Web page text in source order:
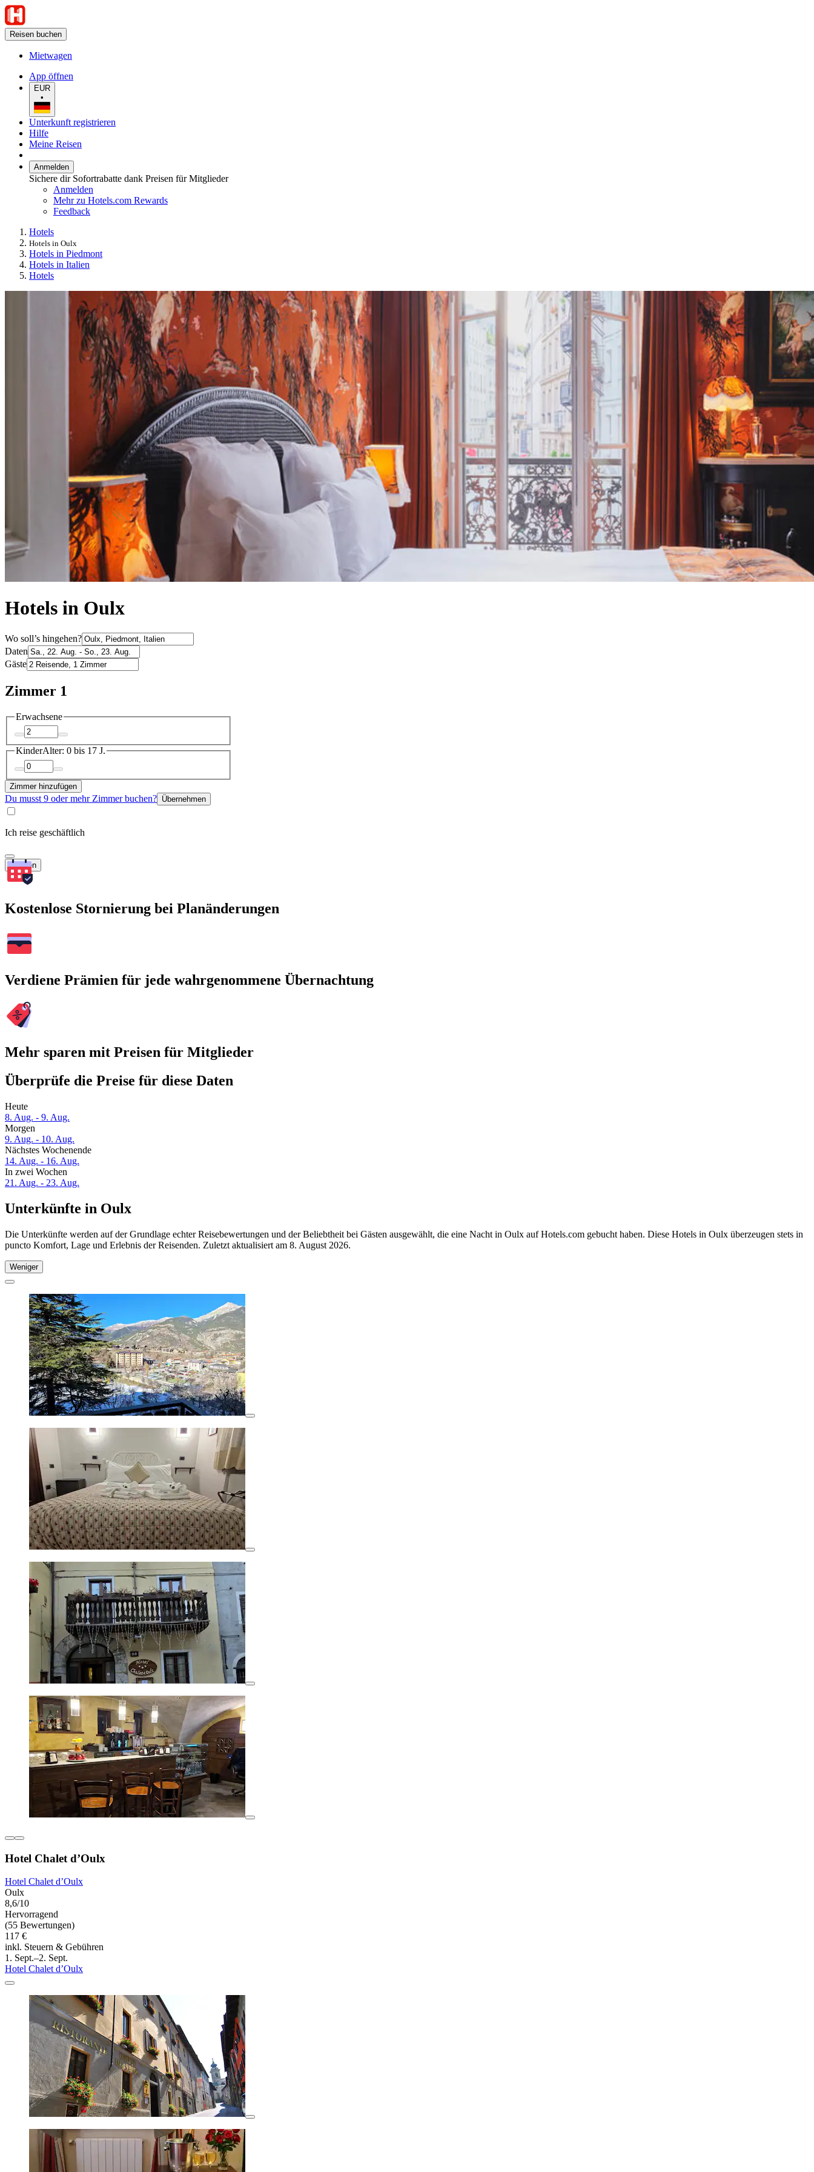
Reisen buchen
Mietwagen
App öffnen
EUR
•
Unterkunft registrieren
Hilfe
Meine Reisen
Anmelden
Sichere dir Sofortrabatte dank Preisen für Mitglieder
Anmelden
Mehr zu Hotels.com Rewards
Feedback
Hotels
Hotels in Oulx
Hotels in Piedmont
Hotels in Italien
Hotels
Hotels in Oulx
Wo soll’s hingehen?
Daten
Gäste
Zimmer 1
Erwachsene
KinderAlter: 0 bis 17 J.
Zimmer hinzufügen
Du musst 9 oder mehr Zimmer buchen? Übernehmen
Ich reise geschäftlich
Suchen
Kostenlose Stornierung bei Planänderungen
Verdiene Prämien für jede wahrgenommene Übernachtung
Mehr sparen mit Preisen für Mitglieder
Überprüfe die Preise für diese Daten
Heute
8. Aug. - 9. Aug.
Morgen
9. Aug. - 10. Aug.
Nächstes Wochenende
14. Aug. - 16. Aug.
In zwei Wochen
21. Aug. - 23. Aug.
Unterkünfte in Oulx
Die Unterkünfte werden auf der Grundlage echter Reisebewertungen und der Beliebtheit bei Gästen ausgewählt, die eine Nacht in Oulx auf Hotels.com gebucht haben. Diese Hotels in Oulx überzeugen stets in
puncto Komfort, Lage und Erlebnis der Reisenden. Zuletzt aktualisiert am 8. August 2026.
Weniger
Hotel Chalet d’Oulx
Hotel Chalet d’Oulx
Oulx
8,6/10
Hervorragend
(55 Bewertungen)
117 €
inkl. Steuern & Gebühren
1. Sept.–2. Sept.
Hotel Chalet d’Oulx